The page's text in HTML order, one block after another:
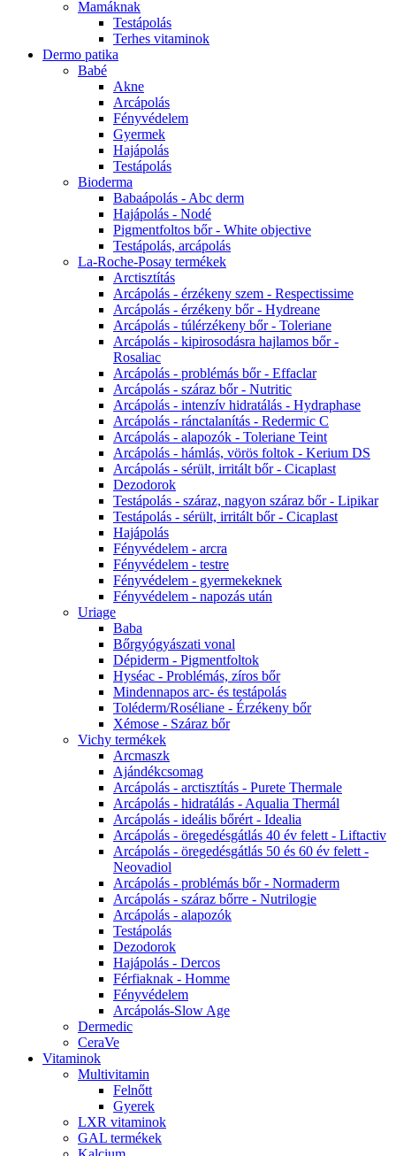
Mamáknak
Testápolás
Terhes vitaminok
Dermo patika
Babé
Akne
Arcápolás
Fényvédelem
Gyermek
Hajápolás
Testápolás
Bioderma
Babaápolás - Abc derm
Hajápolás - Nodé
Pigmentfoltos bőr - White objective
Testápolás, arcápolás
La-Roche-Posay termékek
Arctisztítás
Arcápolás - érzékeny szem - Respectissime
Arcápolás - érzékeny bőr - Hydreane
Arcápolás - túlérzékeny bőr - Toleriane
Arcápolás - kipirosodásra hajlamos bőr -
Rosaliac
Arcápolás - problémás bőr - Effaclar
Arcápolás - száraz bőr - Nutritic
Arcápolás - intenzív hidratálás - Hydraphase
Arcápolás - ránctalanítás - Redermic C
Arcápolás - alapozók - Toleriane Teint
Arcápolás - hámlás, vörös foltok - Kerium DS
Arcápolás - sérült, irritált bőr - Cicaplast
Dezodorok
Testápolás - száraz, nagyon száraz bőr - Lipikar
Testápolás - sérült, irritált bőr - Cicaplast
Hajápolás
Fényvédelem - arcra
Fényvédelem - testre
Fényvédelem - gyermekeknek
Fényvédelem - napozás után
Uriage
Baba
Bőrgyógyászati vonal
Dépiderm - Pigmentfoltok
Hyséac - Problémás, zíros bőr
Mindennapos arc- és testápolás
Toléderm/Roséliane - Érzékeny bőr
Xémose - Száraz bőr
Vichy termékek
Arcmaszk
Ajándékcsomag
Arcápolás - arctisztítás - Purete Thermale
Arcápolás - hidratálás - Aqualia Thermál
Arcápolás - ideális bőrért - Idealia
Arcápolás - öregedésgátlás 40 év felett - Liftactiv
Arcápolás - öregedésgátlás 50 és 60 év felett -
Neovadiol
Arcápolás - problémás bőr - Normaderm
Arcápolás - száraz bőrre - Nutrilogie
Arcápolás - alapozók
Testápolás
Dezodorok
Hajápolás - Dercos
Férfiaknak - Homme
Fényvédelem
Arcápolás-Slow Age
Dermedic
CeraVe
Vitaminok
Multivitamin
Felnőtt
Gyerek
LXR vitaminok
GAL termékek